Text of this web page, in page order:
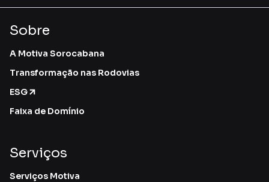
Sobre
A Motiva Sorocabana
Transformação nas Rodovias
ESG
Faixa de Domínio
Serviços
Serviços Motiva